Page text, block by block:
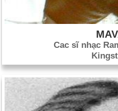
Cac sĩ nhạc